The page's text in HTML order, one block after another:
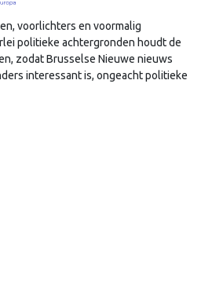
komt vooral omdat …
voorlichters en voormalig
politieke achtergronden houdt de
zodat Brusselse Nieuwe nieuws
interessant is, ongeacht politieke